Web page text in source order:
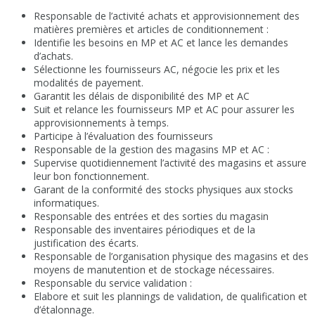
Responsable de l’activité achats et approvisionnement des
matières premières et articles de conditionnement :
Identifie les besoins en MP et AC et lance les demandes
d’achats.
Sélectionne les fournisseurs AC, négocie les prix et les
modalités de payement.
Garantit les délais de disponibilité des MP et AC
Suit et relance les fournisseurs MP et AC pour assurer les
approvisionnements à temps.
Participe à l’évaluation des fournisseurs
Responsable de la gestion des magasins MP et AC :
Supervise quotidiennement l’activité des magasins et assure
leur bon fonctionnement.
Garant de la conformité des stocks physiques aux stocks
informatiques.
Responsable des entrées et des sorties du magasin
Responsable des inventaires périodiques et de la
justification des écarts.
Responsable de l’organisation physique des magasins et des
moyens de manutention et de stockage nécessaires.
Responsable du service validation :
Elabore et suit les plannings de validation, de qualification et
d’étalonnage.